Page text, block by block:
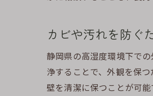
カビや汚れを防ぐ
静岡県の高湿度環境下で
浄することで、外観を保
壁を清潔に保つことが可